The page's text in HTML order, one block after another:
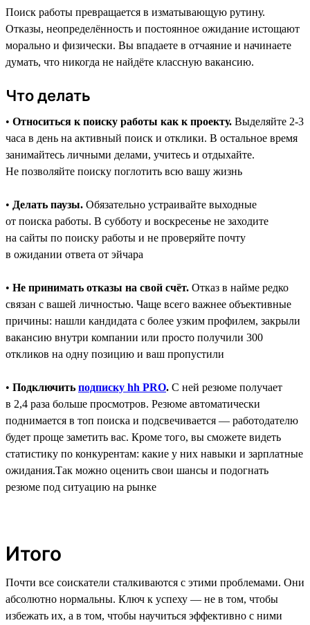
Поиск работы превращается в изматывающую рутину.
Отказы, неопределённость и постоянное ожидание истощают
морально и физически. Вы впадаете в отчаяние и начинаете
думать, что никогда не найдёте классную вакансию.
Что делать
• Относиться к поиску работы как к проекту. Выделяйте 2-3
часа в день на активный поиск и отклики. В остальное время
занимайтесь личными делами, учитесь и отдыхайте.
Не позволяйте поиску поглотить всю вашу жизнь
• Делать паузы. Обязательно устраивайте выходные
от поиска работы. В субботу и воскресенье не заходите
на сайты по поиску работы и не проверяйте почту
в ожидании ответа от эйчара
• Не принимать отказы на свой счёт. Отказ в найме редко
связан с вашей личностью. Чаще всего важнее объективные
причины: нашли кандидата с более узким профилем, закрыли
вакансию внутри компании или просто получили 300
откликов на одну позицию и ваш пропустили
• Подключить подписку hh PRO. C ней резюме получает
в 2,4 раза больше просмотров. Резюме автоматически
поднимается в топ поиска и подсвечивается ― работодателю
будет проще заметить вас. Кроме того, вы сможете видеть
статистику по конкурентам: какие у них навыки и зарплатные
ожидания.Так можно оценить свои шансы и подогнать
резюме под ситуацию на рынке
Итого
Почти все соискатели сталкиваются с этими проблемами. Они
абсолютно нормальны. Ключ к успеху — не в том, чтобы
избежать их, а в том, чтобы научиться эффективно с ними